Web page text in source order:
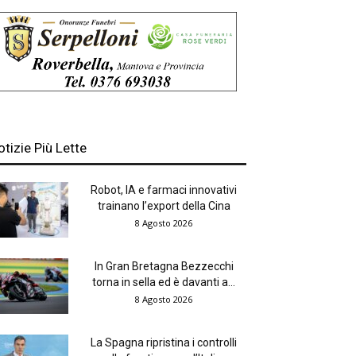
Più Lette
Robot, IA e farmaci innovativi
trainano l’export della Cina
8 Agosto 2026
In Gran Bretagna Bezzecchi
torna in sella ed è davanti a...
8 Agosto 2026
La Spagna ripristina i controlli